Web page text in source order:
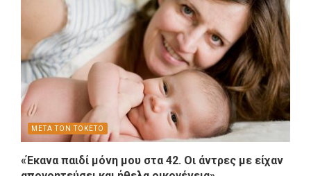
ΜΕΤΑ ΤΟΝ ΤΟΚΕΤΟ
«Έκανα παιδί μόνη μου στα 42. Οι άντρες με είχαν